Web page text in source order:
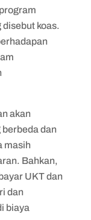
disebut koas.
akan
dan
masih
Bahkan,
UKT dan
dan
biaya